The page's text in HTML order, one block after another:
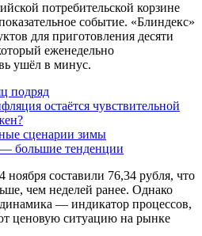
потребительской корзине
событие. «Блиндекс»
для приготовления десяти
еженедельно
ушёл в минус.
подряд
остаётся чувствительной
сценарии зимы
большие тенденции
составили 76,34 рубля, что
чем неделей ранее. Однако
— индикатор процессов,
ценовую ситуацию на рынке